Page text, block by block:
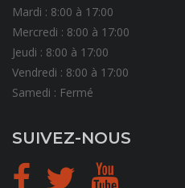
Mardi : 8:00 à 17:00
Mercredi : 8:00 à 17:00
Jeudi : 8:00 à 17:00
Vendredi : 8:00 à 17:00
Samedi : Fermé
SUIVEZ-NOUS